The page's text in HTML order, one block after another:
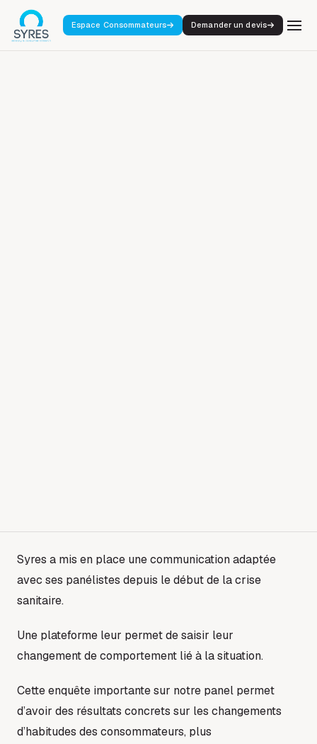
Espace Consommateurs Demander un devis
Syres a mis en place une communication adaptée
avec ses panélistes depuis le début de la crise
sanitaire.
Une plateforme leur permet de saisir leur
changement de comportement lié à la situation.
Cette enquête importante sur notre panel permet
d’avoir des résultats concrets sur les changements
d’habitudes des consommateurs, plus